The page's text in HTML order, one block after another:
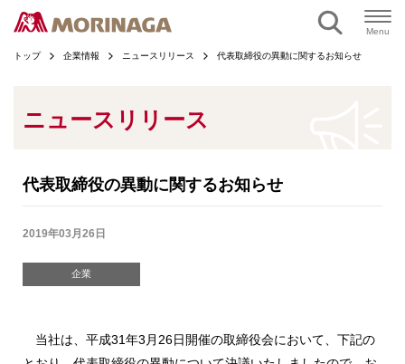
Menu
トップ 企業情報 ニュースリリース 代表取締役の異動に関するお知らせ
ニュースリリース
代表取締役の異動に関するお知らせ
2019年03月26日
企業
当社は、平成31年3月26日開催の取締役会において、下記の